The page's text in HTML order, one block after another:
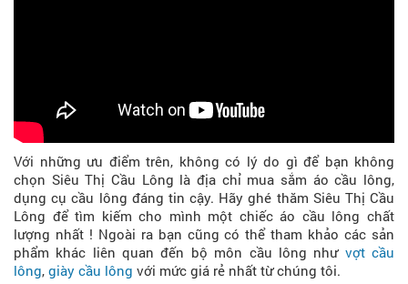
Với những ưu điểm trên, không có lý do gì để bạn không
chọn Siêu Thị Cầu Lông là địa chỉ mua sắm áo cầu lông,
dụng cụ cầu lông đáng tin cậy. Hãy ghé thăm Siêu Thị Cầu
Lông để tìm kiếm cho mình một chiếc áo cầu lông chất
lượng nhất ! Ngoài ra bạn cũng có thể tham khảo các sản
phẩm khác liên quan đến bộ môn cầu lông như vợt cầu
lông, giày cầu lông với mức giá rẻ nhất từ chúng tôi.